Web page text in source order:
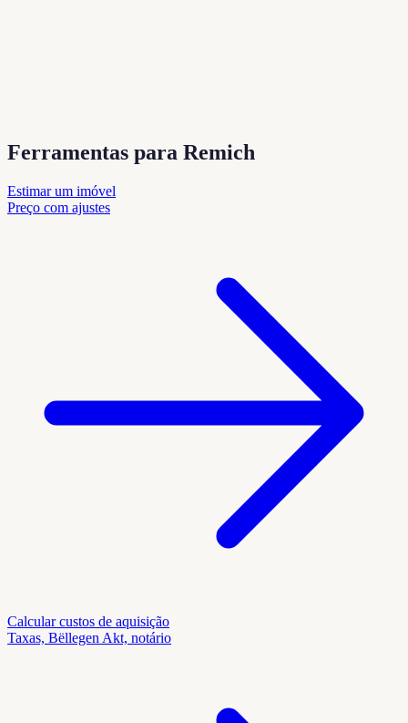
Ferramentas para Remich
Estimar um imóvel
Preço com ajustes
Calcular custos de aquisição
Taxas, Bëllegen Akt, notário